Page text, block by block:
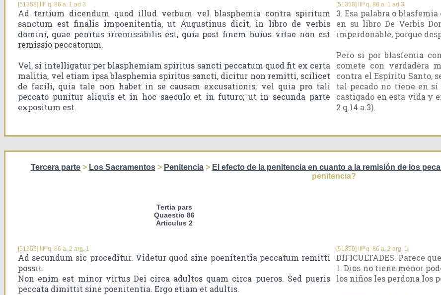
[51358] IIIª q. 86 a. 1 ad 3
Ad tertium dicendum quod illud verbum vel blasphemia contra spiritum
sanctum est finalis impoenitentia, ut Augustinus dicit, in libro de verbis
domini, quae penitus irremissibilis est, quia post finem huius vitae non est
remissio peccatorum.
Vel, si intelligatur per blasphemiam spiritus sancti peccatum quod fit ex certa
malitia, vel etiam ipsa blasphemia spiritus sancti, dicitur non remitti, scilicet
de facili, quia tale non habet in se causam excusationis; vel quia pro tali
peccato punitur aliquis et in hoc saeculo et in futuro; ut in secunda parte
expositum est.
[51358] IIIª q. 86 a. 1 ad 3
3. Esa palabra o
en su libro De Verbis
imperdonable, porque
Pero si por blasfemia
comete con verdadera
contra el Espíritu Santo,
tal pecado no tiene en sí
castigado en esta vida y
2 q.14 a.3).
Tercera parte> Los Sacramentos> Penitencia> El efecto de la penitencia en cuanto a la remisión de los
penitencia?
Tertia pars
Quaestio 86
Articulus 2
[51359] IIIª q. 86 a. 2 arg. 1
Ad secundum sic proceditur. Videtur quod sine poenitentia peccatum remitti
possit.
Non enim est minor virtus Dei circa adultos quam circa pueros. Sed pueris
peccata dimittit sine poenitentia. Ergo etiam et adultis.
[51359] IIIª q. 86 a. 2 arg. 1
DIFICULTADES. Parece
1. Dios no tiene menor
los niños les perdona los